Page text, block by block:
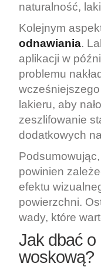
naturalność,
Kolejnym
odnawiania.
aplikacji w
problemu
lakieru, aby
zeszlifowanie
dodatkowych
powinien
efektu
powierzchni.
wady, które
Jak dbać o
woskową?